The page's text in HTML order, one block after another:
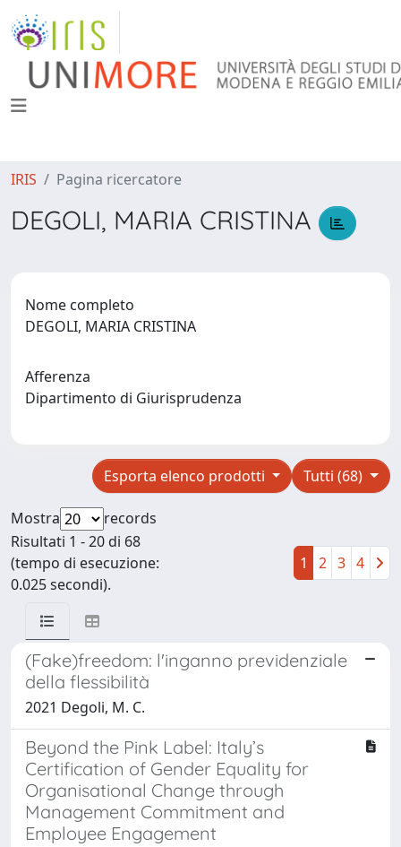
IRIS Pagina ricercatore
DEGOLI, MARIA CRISTINA
Nome completo
DEGOLI, MARIA CRISTINA
Afferenza
Dipartimento di Giurisprudenza
Tutti (68)
Esporta elenco prodotti
Mostra
records
Risultati 1 - 20 di 68
(tempo di esecuzione:
0.025 secondi).
1 2 3 4
(Fake)freedom: l'inganno previdenziale
della flessibilità
2021 Degoli, M. C.
Beyond the Pink Label: Italy’s
Certification of Gender Equality for
Organisational Change through
Management Commitment and
Employee Engagement